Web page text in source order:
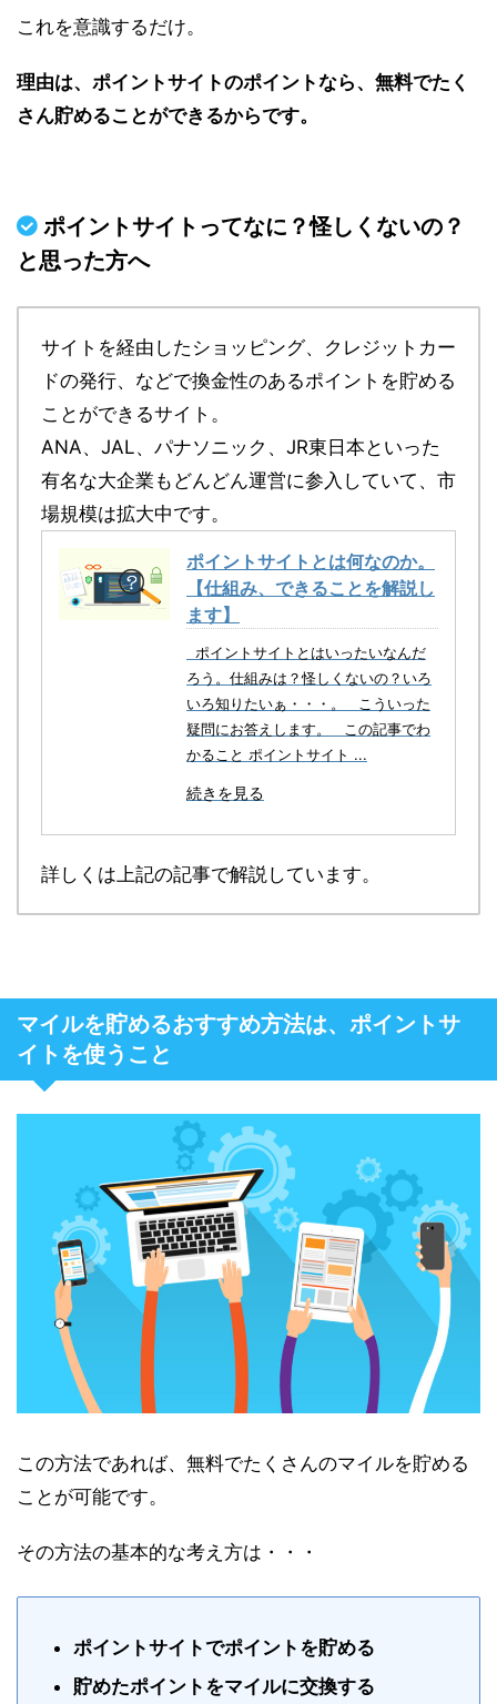
これを意識するだけ。
理由は、ポイントサイトのポイントなら、無料でたく
さん貯めることができるからです。
ポイントサイトってなに？怪しくないの？
と思った方へ
サイトを経由したショッピング、クレジットカー
ドの発行、などで換金性のあるポイントを貯める
ことができるサイト。
ANA、JAL、パナソニック、JR東日本といった
有名な大企業もどんどん運営に参入していて、市
場規模は拡大中です。
ポイントサイトとは何なのか。
【仕組み、できることを解説し
ます】
ポイントサイトとはいったいなんだ
ろう。仕組みは？怪しくないの？いろ
いろ知りたいぁ・・・。 こういった
疑問にお答えします。 この記事でわ
かること ポイントサイト ...
続きを見る
詳しくは上記の記事で解説しています。
マイルを貯めるおすすめ方法は、ポイントサ
イトを使うこと
この方法であれば、無料でたくさんのマイルを貯める
ことが可能です。
その方法の基本的な考え方は・・・
ポイントサイトでポイントを貯める
貯めたポイントをマイルに交換する